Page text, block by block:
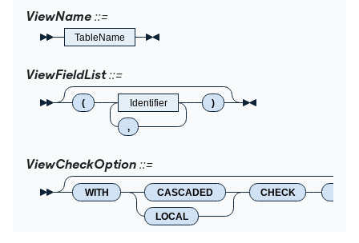
ViewName
TableName
ViewFieldList
( Identifier
,
)
ViewCheckOption
WITH CASCADED
LOCAL
CHECK